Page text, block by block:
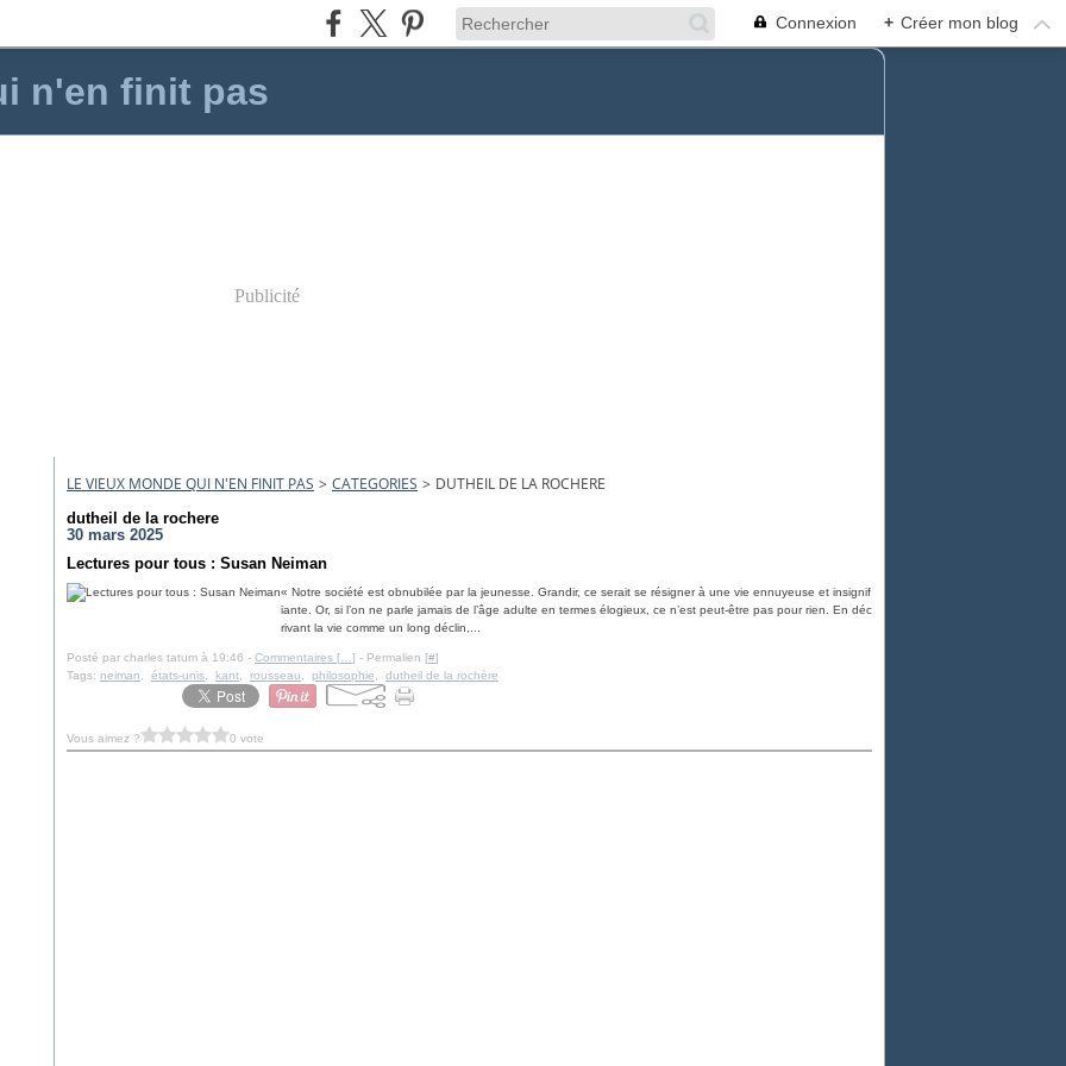
Connexion + Créer mon blog
n'en finit pas
Publicité
LE VIEUX MONDE QUI N'EN FINIT PAS > CATEGORIES > DUTHEIL DE LA ROCHERE
dutheil de la rochere
30 mars 2025
Lectures pour tous : Susan Neiman
« Notre société est obnubilée par la jeunesse. Grandir, ce serait se résigner à une vie ennuyeuse et insignif
iante. Or, si l’on ne parle jamais de l’âge adulte en termes élogieux, ce n’est peut-être pas pour rien. En déc
rivant la vie comme un long déclin,...
Posté par charles tatum à 19:46 - Commentaires [ ] - Permalien [#]
Tags: neiman états-unis kant rousseau philosophie dutheil de la rochère
Vous aimez ? 0 vote